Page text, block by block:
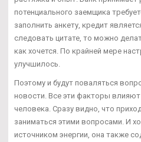
потенциального заемщика
заполнить анкету, кредит
следовать цитате, то можно
как хочется. По крайней мере
улучшилось.
Поэтому и будут поваляться
новости. Все эти факторы
человека. Сразу видно, что
заниматься этими вопросами. И
источником энергии, она также